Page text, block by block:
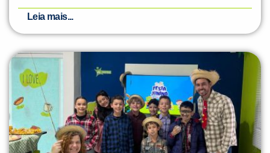
Leia mais...